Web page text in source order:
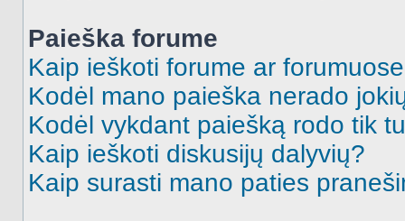
Paieška forume
Kaip ieškoti forume ar
Kodėl mano paieška nerado
Kodėl vykdant paiešką rodo tik
Kaip ieškoti diskusijų dalyvių?
Kaip surasti mano paties